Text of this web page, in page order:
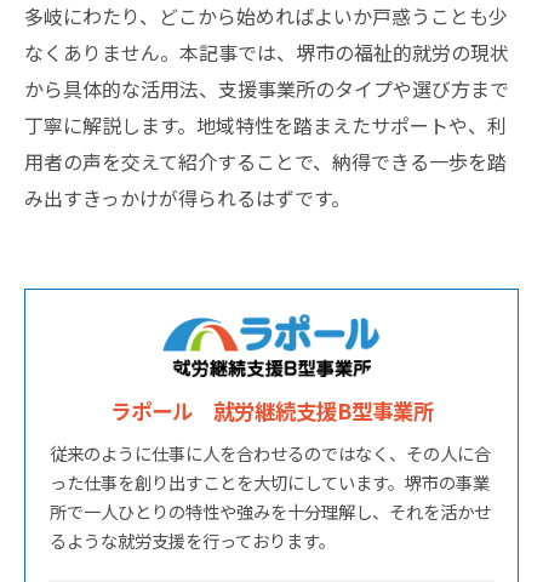
多岐にわたり、どこから始めればよいか戸惑うことも少
なくありません。本記事では、堺市の福祉的就労の現状
から具体的な活用法、支援事業所のタイプや選び方まで
丁寧に解説します。地域特性を踏まえたサポートや、利
用者の声を交えて紹介することで、納得できる一歩を踏
み出すきっかけが得られるはずです。
ラポール 就労継続支援B型事業所
従来のように仕事に人を合わせるのではなく、その人に合
った仕事を創り出すことを大切にしています。堺市の事業
所で一人ひとりの特性や強みを十分理解し、それを活かせ
るような就労支援を行っております。